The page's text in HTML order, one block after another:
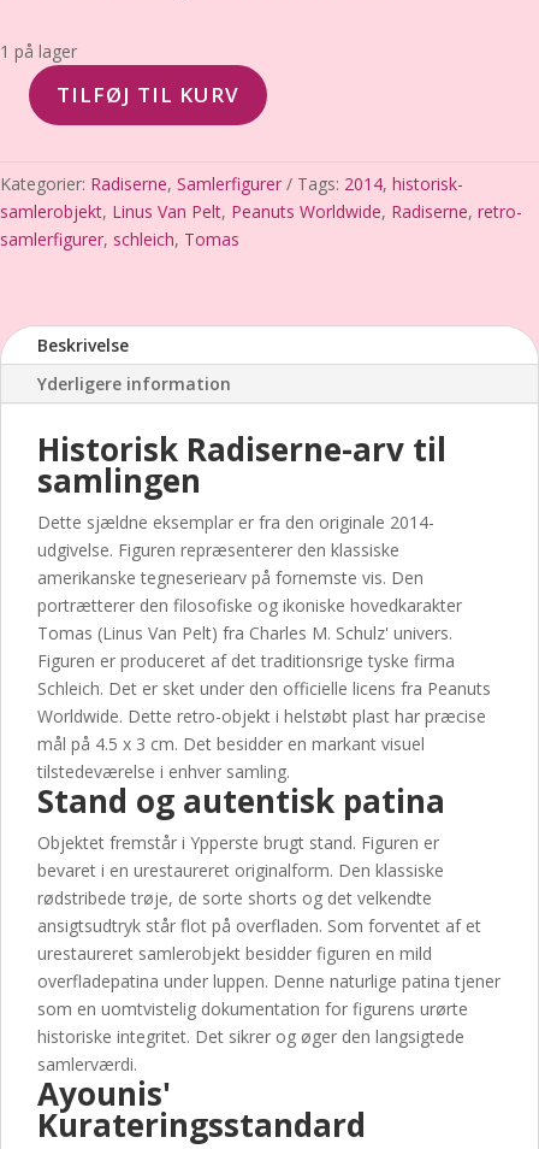
1 på lager
Tomas
Van
Pelt)
–
Schleich
(2014)
–
Ypperste
stand
TILFØJ TIL KURV
Kategorier: Radiserne, Samlerfigurer Tags: 2014, historisk-
samlerobjekt, Linus Van Pelt, Peanuts Worldwide, Radiserne, retro-
samlerfigurer, schleich, Tomas
Beskrivelse
Yderligere information
Historisk Radiserne-arv til
samlingen
Dette sjældne eksemplar er fra den originale 2014-
udgivelse. Figuren repræsenterer den klassiske
amerikanske tegneseriearv på fornemste vis. Den
portrætterer den filosofiske og ikoniske hovedkarakter
Tomas (Linus Van Pelt) fra Charles M. Schulz' univers.
Figuren er produceret af det traditionsrige tyske firma
Schleich. Det er sket under den officielle licens fra Peanuts
Worldwide. Dette retro-objekt i helstøbt plast har præcise
mål på 4.5 x 3 cm. Det besidder en markant visuel
tilstedeværelse i enhver samling.
Stand og autentisk patina
Objektet fremstår i Ypperste brugt stand. Figuren er
bevaret i en urestaureret originalform. Den klassiske
rødstribede trøje, de sorte shorts og det velkendte
ansigtsudtryk står flot på overfladen. Som forventet af et
urestaureret samlerobjekt besidder figuren en mild
overfladepatina under luppen. Denne naturlige patina tjener
som en uomtvistelig dokumentation for figurens urørte
historiske integritet. Det sikrer og øger den langsigtede
samlerværdi.
Ayounis'
Kurateringsstandard